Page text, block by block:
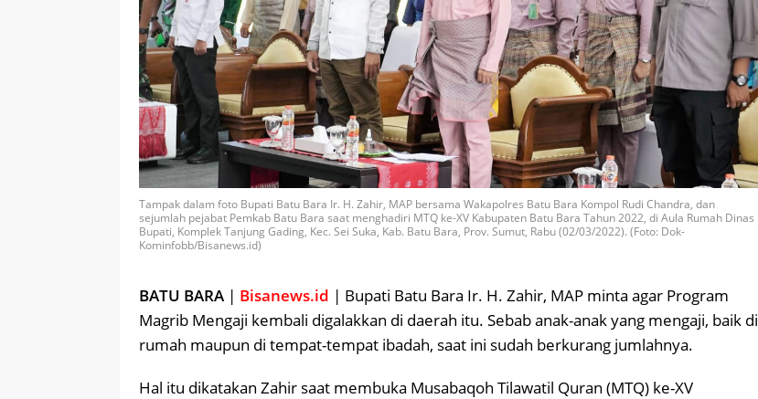
Tampak dalam foto Bupati Batu Bara Ir. H. Zahir, MAP bersama Wakapolres Batu Bara Kompol Rudi Chandra, dan
sejumlah pejabat Pemkab Batu Bara saat menghadiri MTQ ke-XV Kabupaten Batu Bara Tahun 2022, di Aula Rumah Dinas
Bupati, Komplek Tanjung Gading, Kec. Sei Suka, Kab. Batu Bara, Prov. Sumut, Rabu (02/03/2022). (Foto: Dok-
Kominfobb/Bisanews.id)
BATU BARA | Bisanews.id | Bupati Batu Bara Ir. H. Zahir, MAP minta agar Program
Magrib Mengaji kembali digalakkan di daerah itu. Sebab anak-anak yang mengaji, baik di
rumah maupun di tempat-tempat ibadah, saat ini sudah berkurang jumlahnya.
Hal itu dikatakan Zahir saat membuka Musabaqoh Tilawatil Quran (MTQ) ke-XV